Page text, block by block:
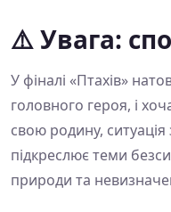
⚠️ Увага:
У фіналі «Птахів»
головного героя, і
свою родину,
підкреслює теми
природи та